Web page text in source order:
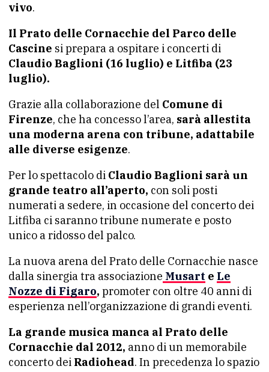
vivo.
Il Prato delle Cornacchie del Parco delle
Cascine si prepara a ospitare i concerti di
Claudio Baglioni (16 luglio) e Litfiba (23
luglio).
Grazie alla collaborazione del Comune di
Firenze, che ha concesso l’area, sarà allestita
una moderna arena con tribune, adattabile
alle diverse esigenze.
Per lo spettacolo di Claudio Baglioni sarà un
grande teatro all’aperto, con soli posti
numerati a sedere, in occasione del concerto dei
Litfiba ci saranno tribune numerate e posto
unico a ridosso del palco.
La nuova arena del Prato delle Cornacchie nasce
dalla sinergia tra associazione Musart e Le
Nozze di Figaro, promoter con oltre 40 anni di
esperienza nell’organizzazione di grandi eventi.
La grande musica manca al Prato delle
Cornacchie dal 2012, anno di un memorabile
concerto dei Radiohead. In precedenza lo spazio